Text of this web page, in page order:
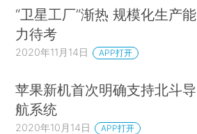
“卫星工厂”渐热 规模化生产能
力待考
2020年11月14日 APP打开
苹果新机首次明确支持北斗导
航系统
2020年10月14日 APP打开